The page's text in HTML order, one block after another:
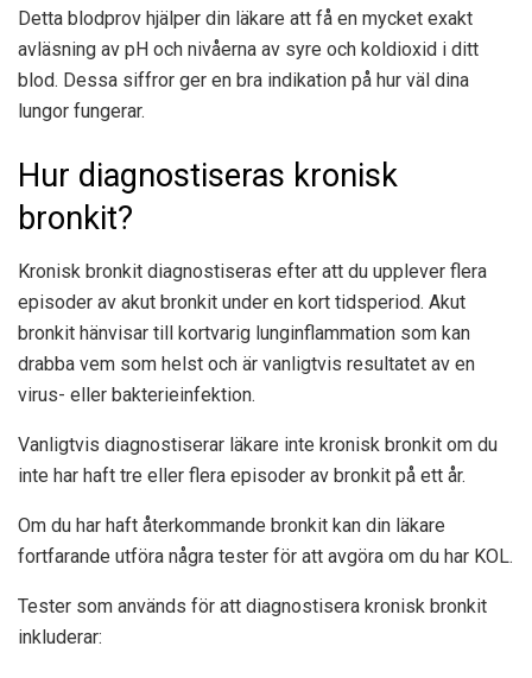
Detta blodprov hjälper din läkare att få en mycket exakt
avläsning av pH och nivåerna av syre och koldioxid i ditt
blod. Dessa siffror ger en bra indikation på hur väl dina
lungor fungerar.
Hur diagnostiseras kronisk
bronkit?
Kronisk bronkit diagnostiseras efter att du upplever flera
episoder av akut bronkit under en kort tidsperiod. Akut
bronkit hänvisar till kortvarig lunginflammation som kan
drabba vem som helst och är vanligtvis resultatet av en
virus- eller bakterieinfektion.
Vanligtvis diagnostiserar läkare inte kronisk bronkit om du
inte har haft tre eller flera episoder av bronkit på ett år.
Om du har haft återkommande bronkit kan din läkare
fortfarande utföra några tester för att avgöra om du har KOL.
Tester som används för att diagnostisera kronisk bronkit
inkluderar: